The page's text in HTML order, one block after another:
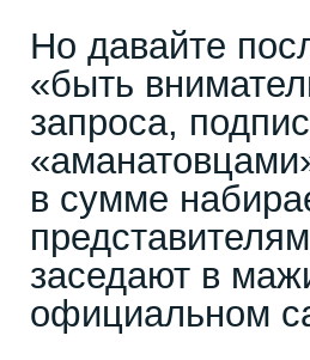
Но давайте
«быть
запроса,
в сумме
заседают в
официальном